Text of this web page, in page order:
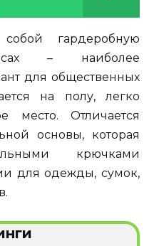
гардеробную
– наиболее
для общественных
на полу, легко
место. Отличается
основы, которая
крючками
для одежды, сумок,